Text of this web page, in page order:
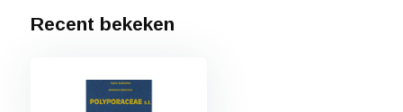
Recent bekeken